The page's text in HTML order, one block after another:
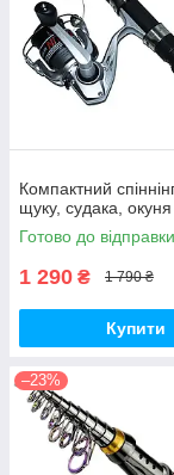
Компактний
щуку, судака, окуня
Готово до відправки
1 290 ₴ 1 790 ₴
Купити
–23%